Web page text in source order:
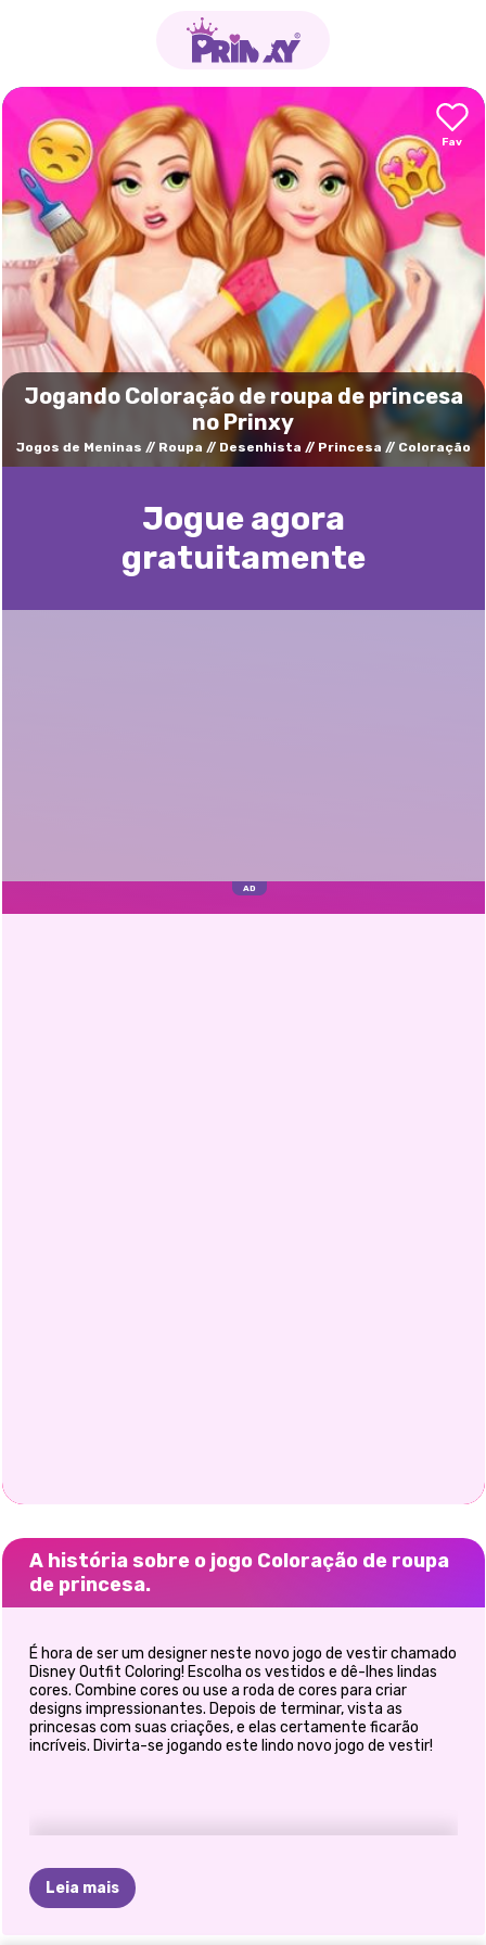
Jogando Coloração de roupa de princesa
no Prinxy
Jogos de Meninas Roupa Desenhista Princesa Coloração
Jogue agora
gratuitamente
A história sobre o jogo Coloração de roupa
de princesa.
É hora de ser um designer neste novo jogo de vestir chamado
Disney Outfit Coloring! Escolha os vestidos e dê-lhes lindas
cores. Combine cores ou use a roda de cores para criar
designs impressionantes. Depois de terminar, vista as
princesas com suas criações, e elas certamente ficarão
incríveis. Divirta-se jogando este lindo novo jogo de vestir!
Leia mais